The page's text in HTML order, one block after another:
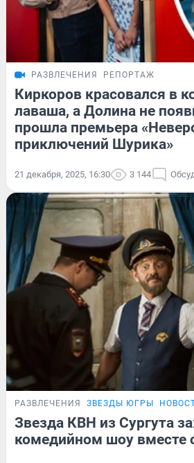
РАЗВЛЕЧЕНИЯ РЕПОРТАЖ
Киркоров красовался в
лаваша, а Долина не
прошла премьера
приключений Шурика»
21 декабря, 2025, 16:30 3 144
РАЗВЛЕЧЕНИЯ ЗВЕЗДЫ ЮГРЫ
Звезда КВН из Сургута
комедийном шоу вместе